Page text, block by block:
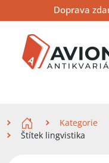
na
obsah
na
navigaci
na
vyhledávání
Doprava
Kategorie
Štítek lingvistika